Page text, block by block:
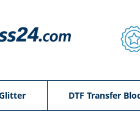
DTF Transfer